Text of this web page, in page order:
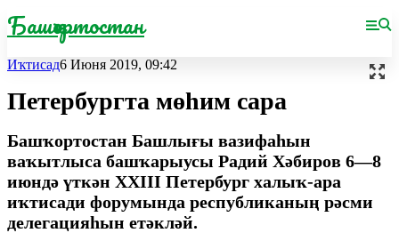
Башҡортостан
Иҡтисад6 Июня 2019, 09:42
Петербургта мөһим сара
Башҡортостан Башлығы вазифаһын
ваҡытлыса башҡарыусы Радий Хәбиров 6—8
июндә үткән ХХIII Петербург халыҡ-ара
иҡтисади форумында республиканың рәсми
делегацияһын етәкләй.